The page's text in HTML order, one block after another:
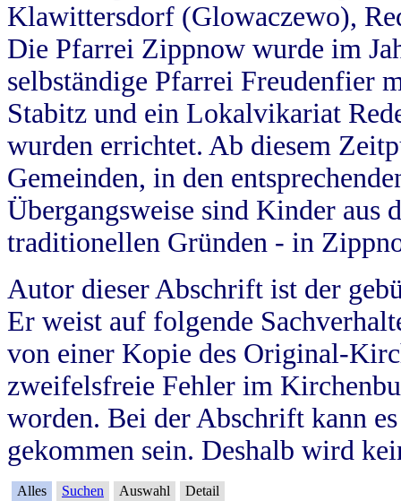
Klawittersdorf (Glowaczewo),
Die Pfarrei Zippnow wurde im
selbständige Pfarrei Freudenfier
Stabitz und ein Lokalvikariat
wurden errichtet. Ab diesem
Gemeinden, in den
Übergangsweise sind Kinder aus
traditionellen Gründen - in
Autor dieser Abschrift ist der
Er weist auf folgende
von einer Kopie des Original-
zweifelsfreie Fehler im
worden. Bei der Abschrift kann
gekommen sein. Deshalb wird
Alles Suchen Auswahl Detail